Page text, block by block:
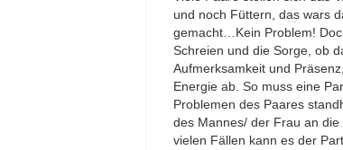
und noch Füttern, das wars
gemacht…Kein Problem!
Schreien und die Sorge, ob
Aufmerksamkeit und
Energie ab. So muss eine
Problemen des Paares
des Mannes/ der Frau an
vielen Fällen kann es der